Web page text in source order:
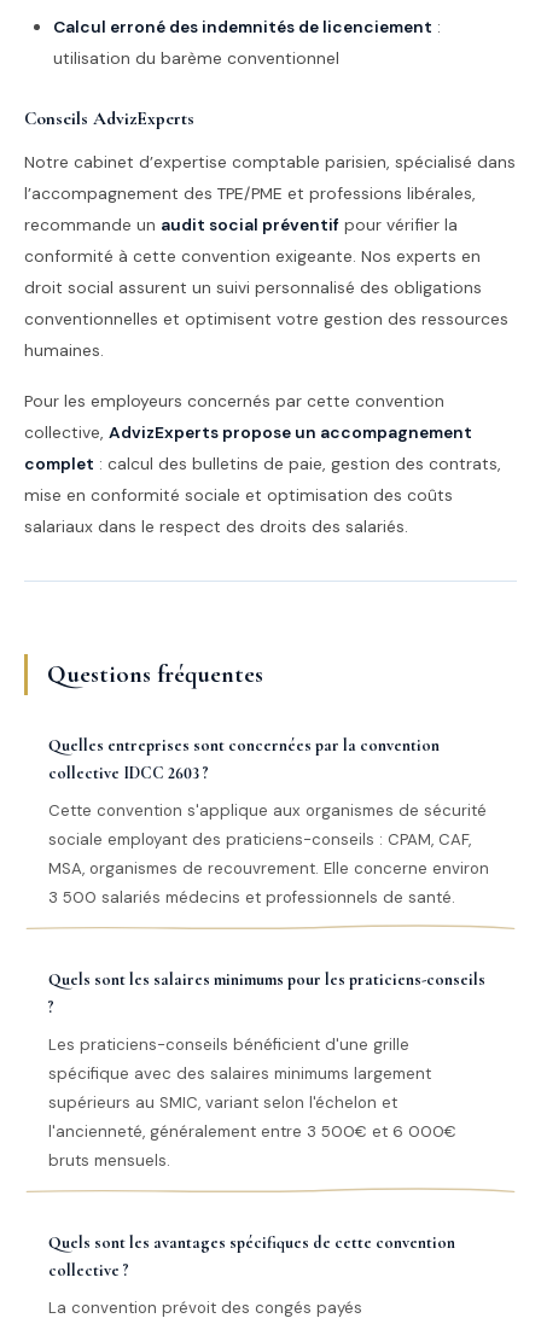
Calcul erroné des indemnités de licenciement :
utilisation du barème conventionnel
Conseils AdvizExperts
Notre cabinet d’expertise comptable parisien, spécialisé dans
l’accompagnement des TPE/PME et professions libérales,
recommande un audit social préventif pour vérifier la
conformité à cette convention exigeante. Nos experts en
droit social assurent un suivi personnalisé des obligations
conventionnelles et optimisent votre gestion des ressources
humaines.
Pour les employeurs concernés par cette convention
collective, AdvizExperts propose un accompagnement
complet : calcul des bulletins de paie, gestion des contrats,
mise en conformité sociale et optimisation des coûts
salariaux dans le respect des droits des salariés.
Questions fréquentes
Quelles entreprises sont concernées par la convention
collective IDCC 2603 ?
Cette convention s'applique aux organismes de sécurité
sociale employant des praticiens-conseils : CPAM, CAF,
MSA, organismes de recouvrement. Elle concerne environ
3 500 salariés médecins et professionnels de santé.
Quels sont les salaires minimums pour les praticiens-conseils
?
Les praticiens-conseils bénéficient d'une grille
spécifique avec des salaires minimums largement
supérieurs au SMIC, variant selon l'échelon et
l'ancienneté, généralement entre 3 500€ et 6 000€
bruts mensuels.
Quels sont les avantages spécifiques de cette convention
collective ?
La convention prévoit des congés payés